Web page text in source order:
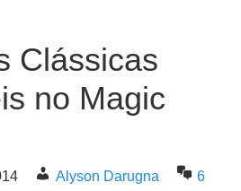
Clássicas
no Magic
Alyson Darugna
6